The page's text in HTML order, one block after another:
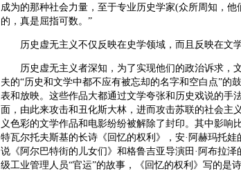
成为的那种社会力量，至于专业历史学家(众所周知，
的，真是屈指可数。”
历史虚无主义不仅反映在史学领域，而且反映在文
历史虚无主义者深知，为了实现他们的政治诉求，
夫的“历史和文学中都不应有被忘却的名字和空白点”的
表和放映。这些作品大都通过文学夸张和历史戏说的手
面，由此来攻击和丑化斯大林，进而攻击苏联的社会主
义色彩的文学作品和电影纷纷被解除了封印。其中影响
特瓦尔托夫斯基的长诗《回忆的权利》，安·阿赫玛托
说《阿尔巴特街的儿女们》和格鲁吉亚导演田·阿布拉
级工业管理人员“官运”的故事，《回忆的权利》写的是